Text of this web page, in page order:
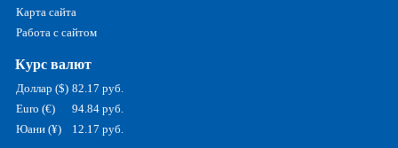
Карта сайта
Работа с сайтом
Курс валют
Доллар ($) 82.17 руб.
Euro (€)
94.84 руб.
Юани (¥)
12.17 руб.